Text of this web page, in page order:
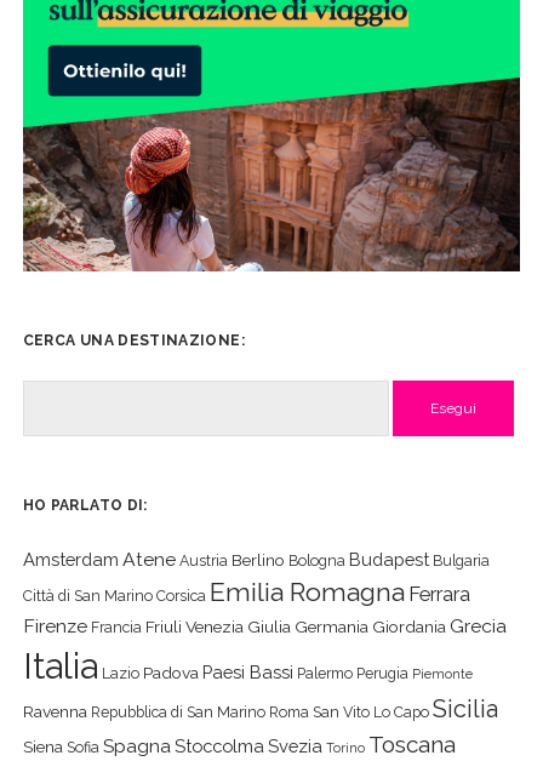
CERCA UNA DESTINAZIONE:
HO PARLATO DI:
Amsterdam Atene Austria Berlino Bologna Budapest Bulgaria
Città di San Marino Corsica Emilia Romagna Ferrara
Firenze Francia Friuli Venezia Giulia Germania Giordania Grecia
Italia Lazio Padova Paesi Bassi Palermo Perugia Piemonte
Ravenna Repubblica di San Marino Roma San Vito Lo Capo Sicilia
Siena Sofia SpagnaStoccolma Svezia Torino Toscana